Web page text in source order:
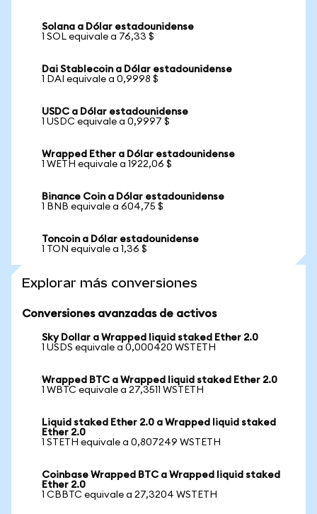
Solana a Dólar estadounidense
1 SOL equivale a 76,33 $
Dai Stablecoin a Dólar estadounidense
1 DAI equivale a 0,9998 $
USDC a Dólar estadounidense
1 USDC equivale a 0,9997 $
Wrapped Ether a Dólar estadounidense
1 WETH equivale a 1922,06 $
Binance Coin a Dólar estadounidense
1 BNB equivale a 604,75 $
Toncoin a Dólar estadounidense
1 TON equivale a 1,36 $
Explorar más conversiones
Conversiones avanzadas de activos
Sky Dollar a Wrapped liquid staked Ether 2.0
1 USDS equivale a 0,000420 WSTETH
Wrapped BTC a Wrapped liquid staked Ether 2.0
1 WBTC equivale a 27,3511 WSTETH
Liquid staked Ether 2.0 a Wrapped liquid staked
Ether 2.0
1 STETH equivale a 0,807249 WSTETH
Coinbase Wrapped BTC a Wrapped liquid staked
Ether 2.0
1 CBBTC equivale a 27,3204 WSTETH